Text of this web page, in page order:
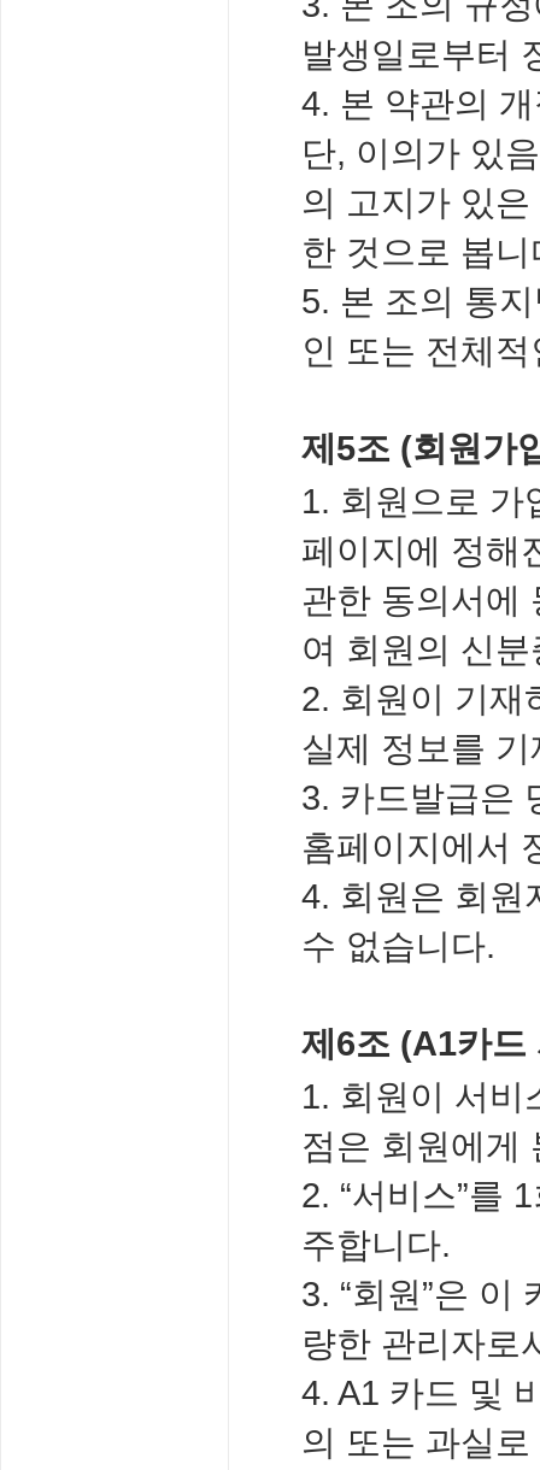
발생일로부터
4. 본 약관의
단, 이의가 있
의 고지가 있
한 것으로 봅니
5. 본 조의 통
인 또는 전체
제5조 (회원가
1. 회원으로 가
페이지에 정해
관한 동의서에
여 회원의 신
2. 회원이 기재
실제 정보를
3. 카드발급은
홈페이지에서
4. 회원은 회원
수 없습니다.
제6조 (A1카드
1. 회원이 서비
점은 회원에게
2. “서비스”를
주합니다.
3. “회원”은 이
량한 관리자로
4. A1 카드 및
의 또는 과실